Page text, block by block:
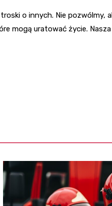
o innych. Nie pozwólmy,
mogą uratować życie.